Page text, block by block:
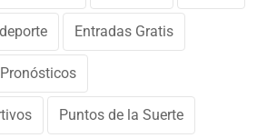
deporte Entradas Gratis
Pronósticos
Puntos de la Suerte